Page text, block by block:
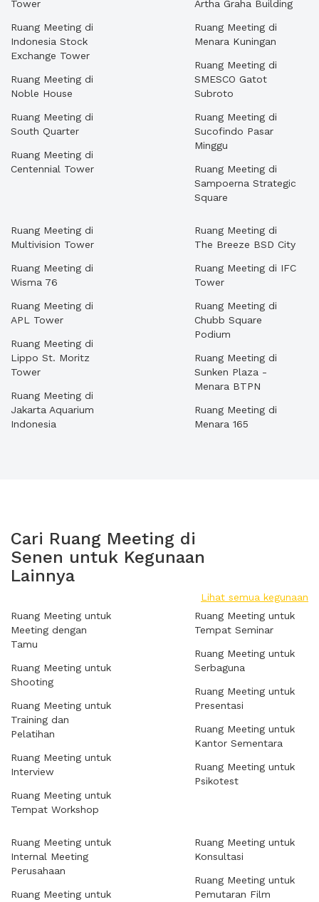
Tower
Ruang Meeting di
Indonesia Stock
Exchange Tower
Ruang Meeting di
Noble House
Ruang Meeting di
South Quarter
Ruang Meeting di
Centennial Tower
Artha Graha Building
Ruang Meeting di
Menara Kuningan
Ruang Meeting di
SMESCO Gatot
Subroto
Ruang Meeting di
Sucofindo Pasar
Minggu
Ruang Meeting di
Sampoerna Strategic
Square
Ruang Meeting di
Multivision Tower
Ruang Meeting di
Wisma 76
Ruang Meeting di
APL Tower
Ruang Meeting di
Lippo St. Moritz
Tower
Ruang Meeting di
Jakarta Aquarium
Indonesia
Ruang Meeting di
The Breeze BSD City
Ruang Meeting di IFC
Tower
Ruang Meeting di
Chubb Square
Podium
Ruang Meeting di
Sunken Plaza -
Menara BTPN
Ruang Meeting di
Menara 165
Cari Ruang Meeting di
Senen untuk Kegunaan
Lainnya
Lihat semua kegunaan
Ruang Meeting untuk
Meeting dengan
Tamu
Ruang Meeting untuk
Shooting
Ruang Meeting untuk
Training dan
Pelatihan
Ruang Meeting untuk
Interview
Ruang Meeting untuk
Tempat Workshop
Ruang Meeting untuk
Tempat Seminar
Ruang Meeting untuk
Serbaguna
Ruang Meeting untuk
Presentasi
Ruang Meeting untuk
Kantor Sementara
Ruang Meeting untuk
Psikotest
Ruang Meeting untuk
Internal Meeting
Perusahaan
Ruang Meeting untuk
Ruang Meeting untuk
Konsultasi
Ruang Meeting untuk
Pemutaran Film